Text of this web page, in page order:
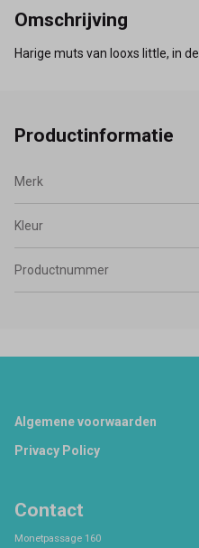
Omschrijving
Harige muts van looxs little, in
Productinformatie
Merk
Kleur
Productnummer
Footer
Algemene voorwaarden
Privacy Policy
Contact
Monetpassage 160